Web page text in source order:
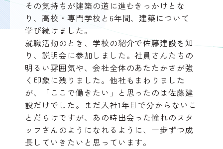
その気持ちが建築の道に進むきっかけとな
り、高校・専門学校と6年間、建築について
学び続けました。
就職活動のとき、学校の紹介で佐藤建設を知
り、説明会に参加しました。社員さんたちの
明るい雰囲気や、会社全体のあたたかさが強
く印象に残りました。他社もまわりました
が、「ここで働きたい」と思ったのは佐藤建
設だけでした。まだ入社1年目で分からないこ
とだらけですが、あの時出会った憧れのスタ
ッフさんのようになれるように、一歩ずつ成
長していきたいと思っています。